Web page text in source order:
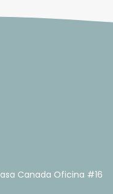
Canada Oficina #16